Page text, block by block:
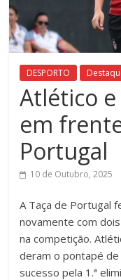
DESPORTO
Atlético e
em
Portugal
10 de Outubro, 2025
A Taça de Portugal
novamente com
na competição.
deram o pontapé
sucesso pela 1.ª